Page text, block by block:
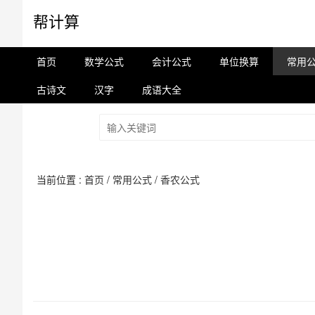
帮计算
首页 数学公式 会计公式 单位换算
常用
古诗文
汉字 成语大全
当前位置 : 首页 / 常用公式 / 香农公式